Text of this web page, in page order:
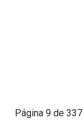
Página 9 de 337